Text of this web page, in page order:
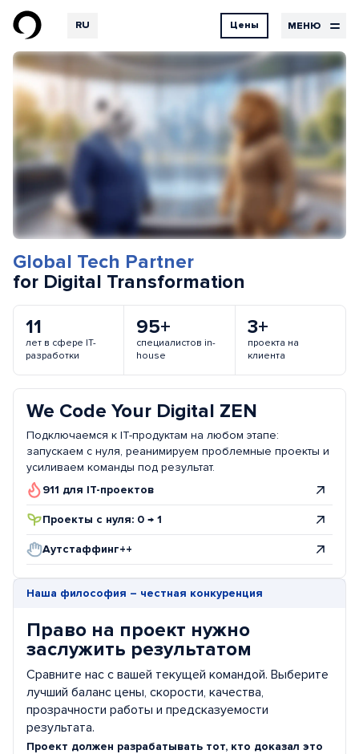
EN
RU
DE
Цены МЕНЮ
Цены
на
услуги
Дизайн
Разработка
Хостинг
Контакты
Наши
услуги
Бортовой
журнал
Проекты Отзывы
Дизайн
UX Design
UI Design
Графический дизайн
Global Tech Partner
for Digital Transformation
11
лет в сфере IT-
разработки
95+
специалистов in-
house
3+
проекта на
клиента
We Code Your Digital ZEN
Подключаемся к IT-продуктам на любом этапе:
запускаем с нуля, реанимируем проблемные проекты и
усиливаем команды под результат.
911 для IT-проектов
Проекты с нуля: 0 → 1
Аутстаффинг++
Наша философия – честная конкуренция
Право на проект нужно
заслужить результатом
Сравните нас с вашей текущей командой. Выберите
лучший баланс цены, скорости, качества,
прозрачности работы и предсказуемости
результата.
Проект должен разрабатывать тот, кто доказал это